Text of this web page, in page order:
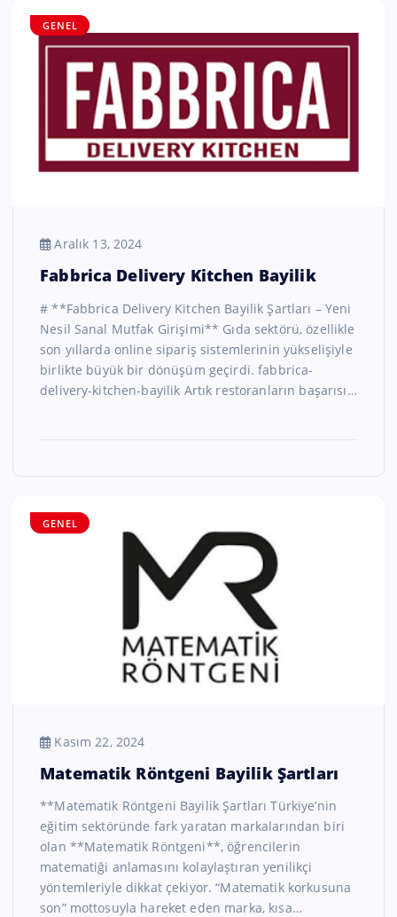
GENEL
Aralık 13, 2024
Fabbrica Delivery Kitchen Bayilik
# **Fabbrica Delivery Kitchen Bayilik Şartları – Yeni
Nesil Sanal Mutfak Girişimi** Gıda sektörü, özellikle
son yıllarda online sipariş sistemlerinin yükselişiyle
birlikte büyük bir dönüşüm geçirdi. fabbrica-
delivery-kitchen-bayilik Artık restoranların başarısı…
GENEL
Kasım 22, 2024
Matematik Röntgeni Bayilik Şartları
**Matematik Röntgeni Bayilik Şartları Türkiye’nin
eğitim sektöründe fark yaratan markalarından biri
olan **Matematik Röntgeni**, öğrencilerin
matematiği anlamasını kolaylaştıran yenilikçi
yöntemleriyle dikkat çekiyor. “Matematik korkusuna
son” mottosuyla hareket eden marka, kısa…